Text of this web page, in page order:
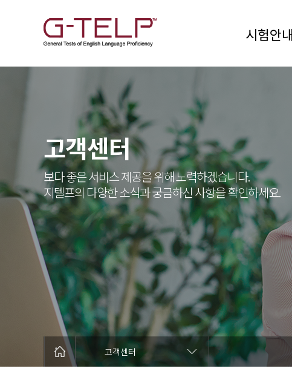
시험안내
고객센터
보다 좋은 서비스 제공을 위해 노력하겠습니다.
지텔프의 다양한 소식과 궁금하신 사항을 확인하세요.
고객센터